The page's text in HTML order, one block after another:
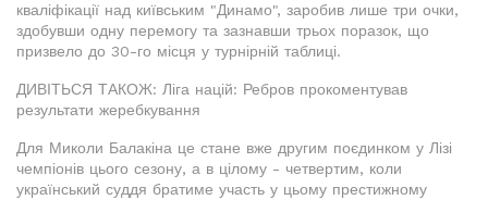
кваліфікації над київським "Динамо", заробив лише три очки,
здобувши одну перемогу та зазнавши трьох поразок, що
призвело до 30-го місця у турнірній таблиці.
ДИВІТЬСЯ ТАКОЖ: Ліга націй: Ребров прокоментував
результати жеребкування
Для Миколи Балакіна це стане вже другим поєдинком у Лізі
чемпіонів цього сезону, а в цілому - четвертим, коли
український суддя братиме участь у цьому престижному